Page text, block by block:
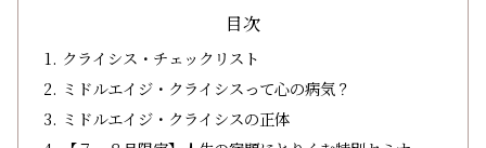
目次
クライシス・チェックリスト
ミドルエイジ・クライシスって心の病気？
ミドルエイジ・クライシスの正体